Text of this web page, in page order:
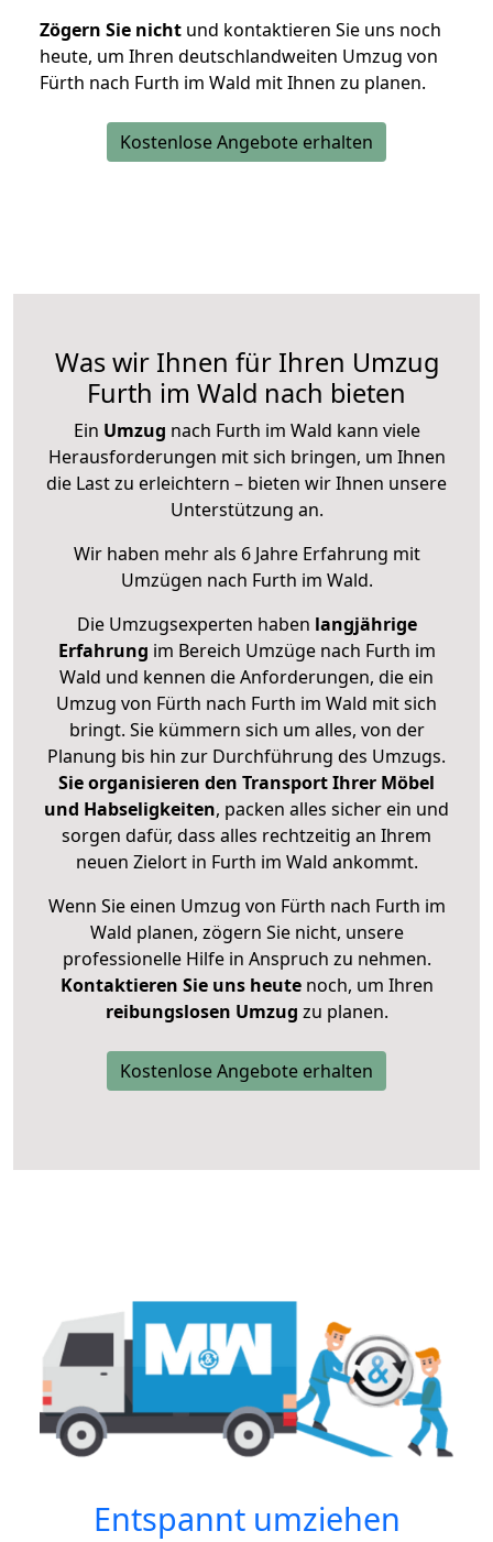
Zögern Sie nicht und kontaktieren Sie uns noch
heute, um Ihren deutschlandweiten Umzug von
Fürth nach Furth im Wald mit Ihnen zu planen.
Kostenlose Angebote erhalten
Was wir Ihnen für Ihren Umzug
Furth im Wald nach bieten
Ein Umzug nach Furth im Wald kann viele
Herausforderungen mit sich bringen, um Ihnen
die Last zu erleichtern – bieten wir Ihnen unsere
Unterstützung an.
Wir haben mehr als 6 Jahre Erfahrung mit
Umzügen nach Furth im Wald.
Die Umzugsexperten haben langjährige
Erfahrung im Bereich Umzüge nach Furth im
Wald und kennen die Anforderungen, die ein
Umzug von Fürth nach Furth im Wald mit sich
bringt. Sie kümmern sich um alles, von der
Planung bis hin zur Durchführung des Umzugs.
Sie organisieren den Transport Ihrer Möbel
und Habseligkeiten, packen alles sicher ein und
sorgen dafür, dass alles rechtzeitig an Ihrem
neuen Zielort in Furth im Wald ankommt.
Wenn Sie einen Umzug von Fürth nach Furth im
Wald planen, zögern Sie nicht, unsere
professionelle Hilfe in Anspruch zu nehmen.
Kontaktieren Sie uns heutenoch, um Ihren
reibungslosen Umzug zu planen.
Kostenlose Angebote erhalten
Entspannt umziehen